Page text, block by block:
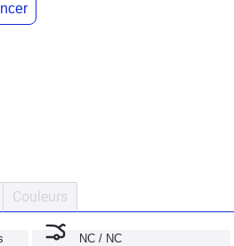
Couleurs
NC / NC